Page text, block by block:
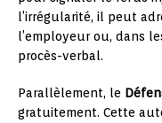
l’irrégularité, il peut
l’employeur ou, dans
procès-verbal.
Parallèlement, le
gratuitement. Cette